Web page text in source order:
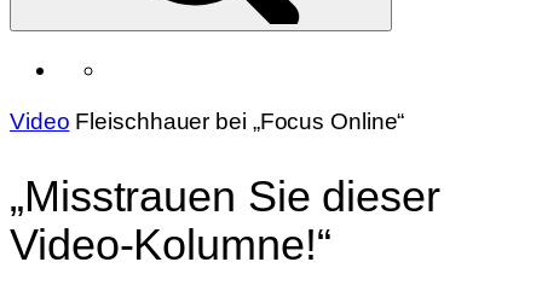
Video Fleischhauer bei „Focus Online“
„Misstrauen Sie dieser
Video-Kolumne!“